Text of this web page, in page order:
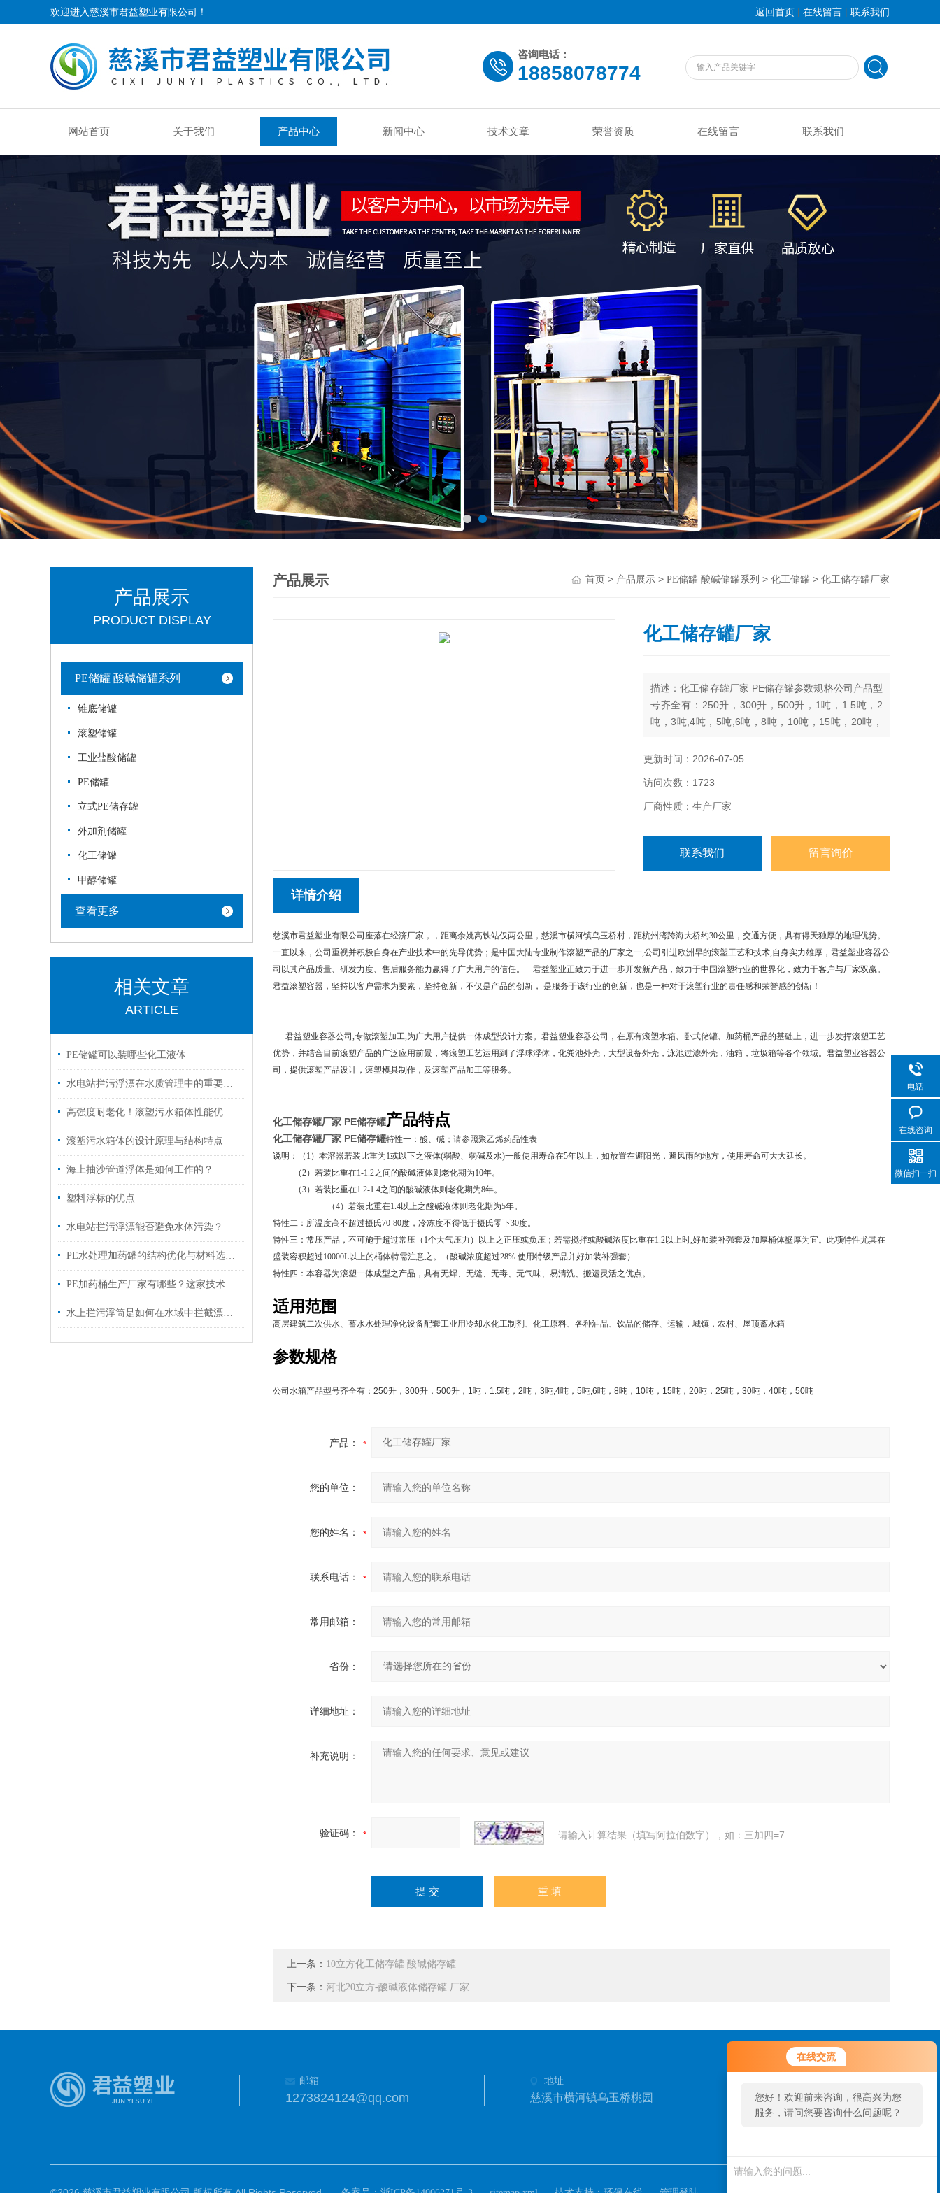
在线交流
您好！欢迎前来咨询，很高兴为您
服务，请问您要咨询什么问题呢？
好，
看您
欢迎进入慈溪市君益塑业有限公司！ 返回首页 | 在线留言 | 联系我们
咨询电话：
18858078774
网站首页 关于我们 产品中心 新闻中心 技术文章 荣誉资质 在线留言 联系我们
产品展示
PRODUCT DISPLAY
PE储罐 酸碱储罐系列
锥底储罐
滚塑储罐
工业盐酸储罐
PE储罐
立式PE储存罐
外加剂储罐
化工储罐
甲醇储罐
查看更多
相关文章
ARTICLE
PE储罐可以装哪些化工液体
水电站拦污浮漂在水质管理中的重要作用
高强度耐老化！滚塑污水箱体性能优势全解析
滚塑污水箱体的设计原理与结构特点
海上抽沙管道浮体是如何工作的？
塑料浮标的优点
水电站拦污浮漂能否避免水体污染？
PE水处理加药罐的结构优化与材料选择分析
PE加药桶生产厂家有哪些？这家技术强、可定制、交货快
水上拦污浮筒是如何在水域中拦截漂浮物的？
产品展示 首页 > 产品展示 > PE储罐 酸碱储罐系列 > 化工储罐 > 化工储存罐厂家
化工储存罐厂家
描述：化工储存罐厂家 PE储存罐参数规格公司产品型
号齐全有：250升，300升，500升，1吨，1.5吨，2
吨，3吨,4吨，5吨,6吨，8吨，10吨，15吨，20吨，
更新时间：2026-07-05
访问次数：1723
厂商性质：生产厂家
联系我们 留言询价
详情介绍
慈溪市君益塑业有限公司座落在经济厂家，，距离余姚高铁站仅两公里，慈溪市横河镇乌玉桥村，距杭州湾跨海大桥约30公里，交通方便，具有得天独厚的地理优势。
一直以来，公司重视并积极自身在产业技术中的先导优势；是中国大陆专业制作滚塑产品的厂家之一,公司引进欧洲早的滚塑工艺和技术,自身实力雄厚，君益塑业容器公
司以其产品质量、研发力度、售后服务能力赢得了广大用户的信任。
君益塑业正致力于进一步开发新产品，致力于中国滚塑行业的世界化，致力于客户与厂家双赢。
君益滚塑容器，坚持以客户需求为要素，坚持创新，不仅是产品的创新， 是服务于该行业的创新，也是一种对于滚塑行业的责任感和荣誉感的创新！
君益塑业容器公司,专做滚塑加工,为广大用户提供一体成型设计方案。君益塑业容器公司，在原有滚塑水箱、卧式储罐、加药桶产品的基础上，进一步发挥滚塑工艺
优势，并结合目前滚塑产品的广泛应用前景，将滚塑工艺运用到了浮球浮体，化粪池外壳，大型设备外壳，泳池过滤外壳，油箱，垃圾箱等各个领域。君益塑业容器公
司，提供滚塑产品设计，滚塑模具制作，及滚塑产品加工等服务。
化工储存罐厂家 PE储存罐产品特点
化工储存罐厂家 PE储存罐特性一：酸、碱；请参照聚乙烯药品性表
说明：（1）本溶器若装比重为1或以下之液体(弱酸、弱碱及水)一般使用寿命在5年以上，如放置在避阳光，避风雨的地方，使用寿命可大大延长。
（2）若装比重在1-1.2之间的酸碱液体则老化期为10年。
（3）若装比重在1.2-1.4之间的酸碱液体则老化期为8年。
（4）若装比重在1.4以上之酸碱液体则老化期为5年。
特性二：所温度高不超过摄氏70-80度，冷冻度不得低于摄氏零下30度。
特性三：常压产品，不可施于超过常压（1个大气压力）以上之正压或负压；若需搅拌或酸碱浓度比重在1.2以上时,好加装补强套及加厚桶体壁厚为宜。此项特性尤其在
盛装容积超过10000L以上的桶体特需注意之。（酸碱浓度超过28% 使用特级产品并好加装补强套）
特性四：本容器为滚塑一体成型之产品，具有无焊、无缝、无毒、无气味、易清洗、搬运灵活之优点。
适用范围
高层建筑二次供水、蓄水水处理净化设备配套工业用冷却水化工制剂、化工原料、各种油品、饮品的储存、运输，城镇，农村、屋顶蓄水箱
参数规格
公司水箱产品型号齐全有： 250升， 300升， 500升， 1吨， 1.5吨， 2吨， 3吨,4吨， 5吨,6吨， 8吨， 10吨， 15吨， 20吨， 25吨， 30吨， 40吨， 50吨
产品：
您的单位：
您的姓名：
联系电话：
常用邮箱：
省份：
详细地址：
补充说明：
验证码： 请输入计算结果（填写阿拉伯数字），如：三加四=7
上一条： 10立方化工储存罐 酸碱储存罐
下一条： 河北20立方-酸碱液体储存罐 厂家
邮箱
1273824124@qq.com
地址
慈溪市横河镇乌玉桥桃园
电话
在线咨询
微信扫一扫